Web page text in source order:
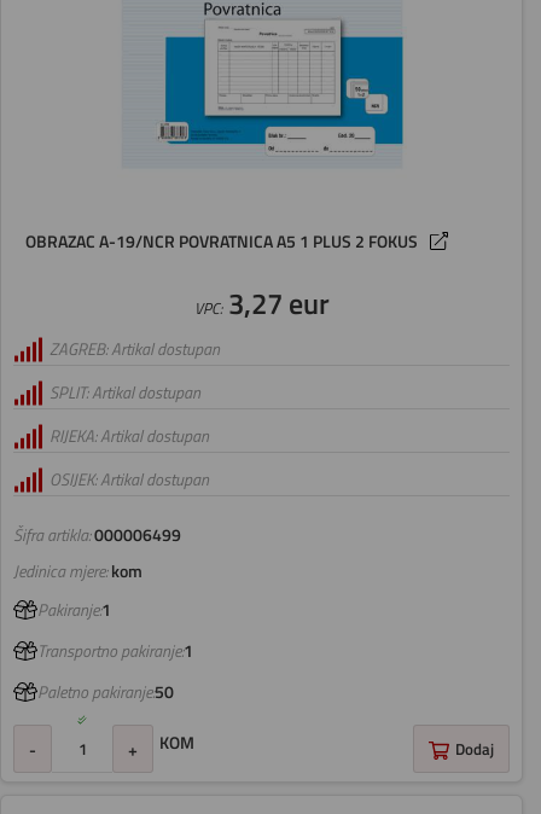
OBRAZAC A-19/NCR POVRATNICA A5 1 PLUS 2 FOKUS
Šifra artikla:000006499
VPC:3,27 eur
ZAGREB: Artikal dostupan
SPLIT: Artikal dostupan
RIJEKA: Artikal dostupan
OSIJEK: Artikal dostupan
Jedinica mjere:kom
Pakiranje:1
Transportno pakiranje:1
Paletno pakiranje:50
- + KOM Dodaj